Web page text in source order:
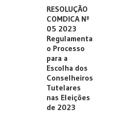
RESOLUÇÃO
COMDICA Nº
05 2023
Regulamenta
o Processo
para a
Escolha dos
Conselheiros
Tutelares
nas Eleições
de 2023